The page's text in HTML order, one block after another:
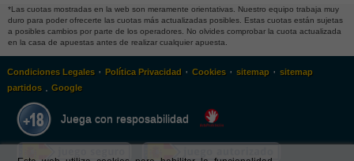
*Las cuotas mostradas en la web son meramente orientativas. Nuestro equipo trabaja muy
duro para poder ofrecerte las cuotas más actualizadas posibles. Estas cuotas están sujetas
a posibles cambios por parte de los operadores. No olvides comprobar la cuota actualizada
en la casa de apuestas antes de realizar cualquier apuesta.
Condiciones Legales· Política Privacidad · Cookies· sitemap· sitemap
partidos. Google
Juega con resposabilidad